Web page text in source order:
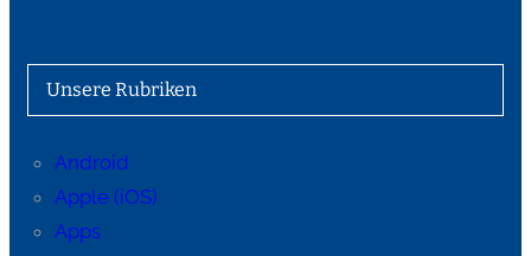
Unsere Rubriken
Android
Apple (iOS)
Apps